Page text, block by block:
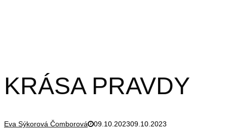
KRÁSA PRAVDY
Eva Sýkorová Čomborová 09.10.202309.10.2023